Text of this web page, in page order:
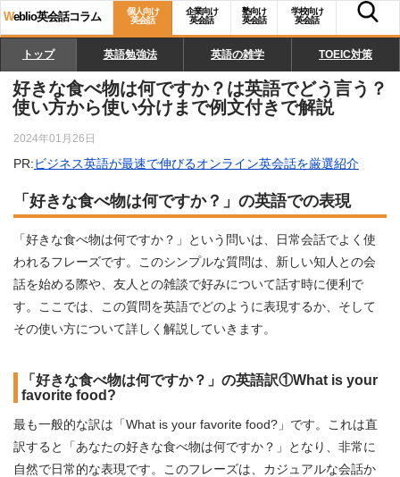
Weblio英会話コラム
個人向け
英会話
企業向け
英会話
塾向け
英会話
学校向け
英会話
トップ 英語勉強法 英語の雑学 TOEIC対策
好きな食べ物は何ですか？は英語でどう言う？
使い方から使い分けまで例文付きで解説
2024年01月26日
PR:ビジネス英語が最速で伸びるオンライン英会話を厳選紹介
「好きな食べ物は何ですか？」の英語での表現
「好きな食べ物は何ですか？」という問いは、日常会話でよく使
われるフレーズです。このシンプルな質問は、新しい知人との会
話を始める際や、友人との雑談で好みについて話す時に便利で
す。ここでは、この質問を英語でどのように表現するか、そして
その使い方について詳しく解説していきます。
「好きな食べ物は何ですか？」の英語訳①What is your
favorite food?
最も一般的な訳は「What is your favorite food?」です。これは直
訳すると「あなたの好きな食べ物は何ですか？」となり、非常に
自然で日常的な表現です。このフレーズは、カジュアルな会話か